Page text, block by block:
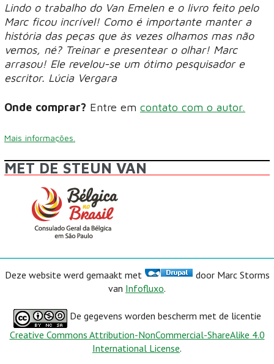
Lindo o trabalho do Van Emelen e o livro feito pelo
Marc ficou incrível! Como é importante manter a
história das peças que às vezes olhamos mas não
vemos, né? Treinar e presentear o olhar! Marc
arrasou! Ele revelou-se um ótimo pesquisador e
escritor. Lúcia Vergara
Onde comprar? Entre em contato com o autor.
Mais informações.
MET DE STEUN VAN
Deze website werd gemaakt met
door Marc Storms
van Infofluxo.
De gegevens worden bescherm met de licentie
Creative Commons Attribution-NonCommercial-ShareAlike 4.0
International License.